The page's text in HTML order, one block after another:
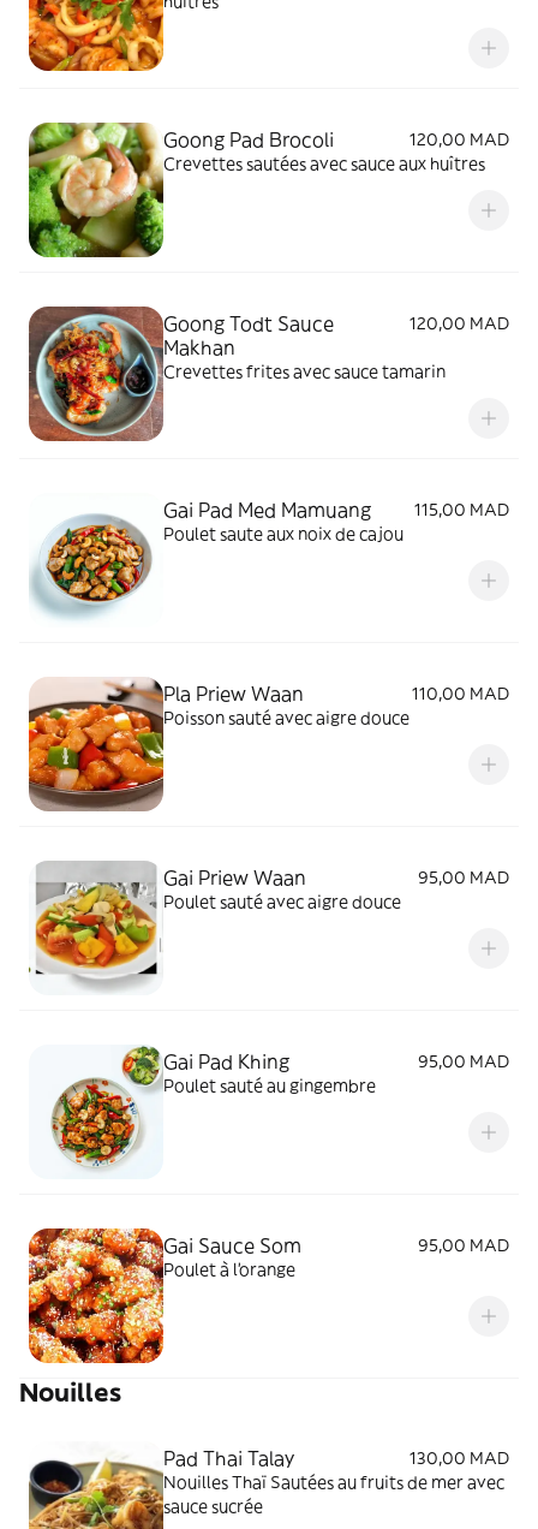
Goong Pad Brocoli
120,00 MAD
Crevettes sautées avec sauce aux huîtres
Goong Todt Sauce
Makhan
120,00 MAD
Crevettes frites avec sauce tamarin
Gai Pad Med Mamuang
115,00 MAD
Poulet saute aux noix de cajou
Pla Priew Waan
110,00 MAD
Poisson sauté avec aigre douce
Gai Priew Waan
95,00 MAD
Poulet sauté avec aigre douce
Gai Pad Khing
95,00 MAD
Poulet sauté au gingembre
Gai Sauce Som
95,00 MAD
Poulet à l'orange
Nouilles
Pad Thai Talay
130,00 MAD
Nouilles Thaï Sautées au fruits de mer avec
sauce sucrée